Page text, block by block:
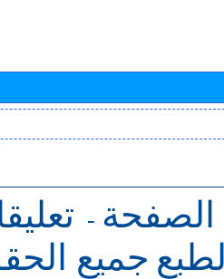
الصفحة -
جميع